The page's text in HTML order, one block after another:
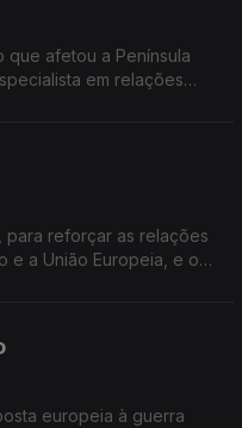
que afetou a Península
em relações
para reforçar as relações
e a União Europeia, e o
europeia à guerra